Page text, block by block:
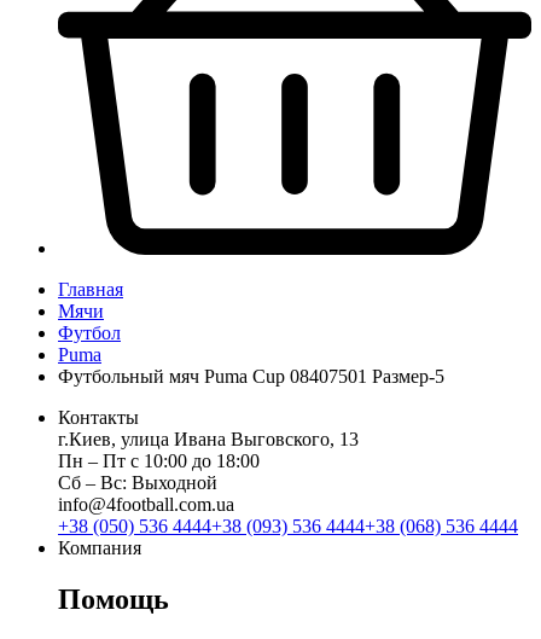
Главная
Мячи
Футбол
Puma
Футбольный мяч Puma Cup 08407501 Размер-5
Контакты
г.Киев, улица Ивана Выговского, 13
Пн ‒ Пт с 10:00 до 18:00
Сб ‒ Вс: Выходной
info@4football.com.ua
+38 (050) 536 4444+38 (093) 536 4444+38 (068) 536 4444
Компания
Помощь